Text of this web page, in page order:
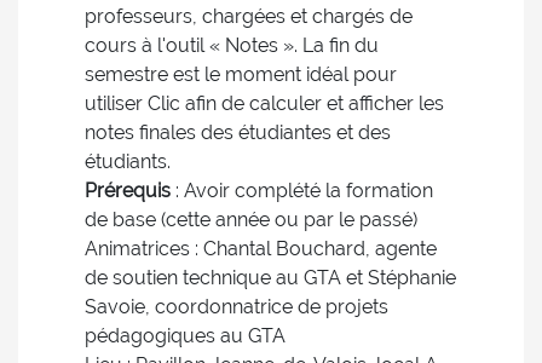
professeurs, chargées et chargés de
cours à l'outil « Notes ». La fin du
semestre est le moment idéal pour
utiliser Clic afin de calculer et afficher les
notes finales des étudiantes et des
étudiants.
Prérequis : Avoir complété la formation
de base (cette année ou par le passé)
Animatrices : Chantal Bouchard, agente
de soutien technique au GTA et Stéphanie
Savoie, coordonnatrice de projets
pédagogiques au GTA